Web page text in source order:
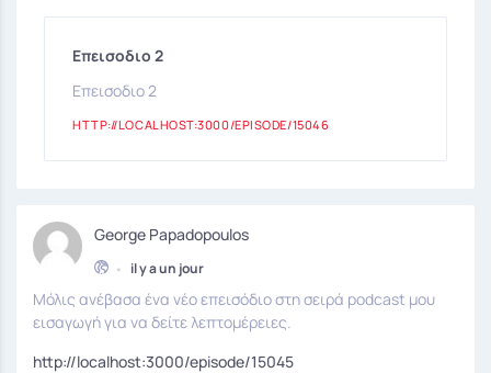
Επεισοδιο 2
Επεισοδιο 2
HTTP://LOCALHOST:3000/EPISODE/15046
George Papadopoulos
• il y a un jour
Μόλις ανέβασα ένα νέο επεισόδιο στη σειρά podcast μου
εισαγωγή για να δείτε λεπτομέρειες.
http://localhost:3000/episode/15045